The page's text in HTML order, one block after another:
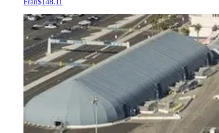
Från$148.11